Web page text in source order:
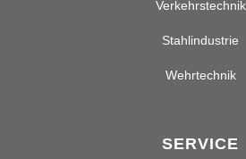
Verkehrstechnik
Stahlindustrie
Wehrtechnik
SERVICE